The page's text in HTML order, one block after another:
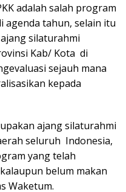
adalah salah program
agenda tahun, selain itu
silaturahmi
Kab/ Kota di
sejauh mana
kepada
ajang silaturahmi
seluruh Indonesia,
yang telah
belum makan
Waketum.